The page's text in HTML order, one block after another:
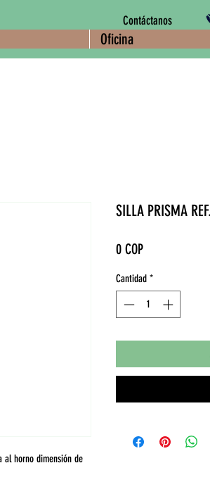
Contáctanos
Oficina
al horno dimensión de
SILLA PRISMA
0 COPPrecio
Cantidad *